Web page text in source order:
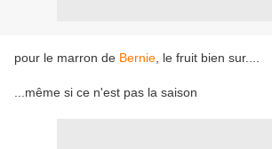
pour le marron de Bernie , le fruit bien sur....
...même si ce n'est pas la saison